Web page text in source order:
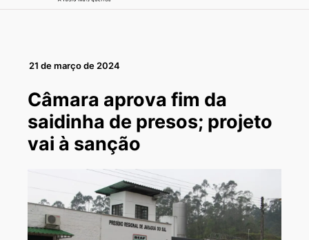
21 de março de 2024
Câmara aprova fim da
saidinha de presos; projeto
vai à sanção